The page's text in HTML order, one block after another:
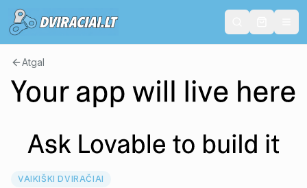
Atgal
VAIKIŠKI DVIRAČIAI